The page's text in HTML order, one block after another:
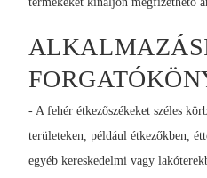
- A fehér étkezőszékeket széles
területeken, például étkezőkben,
egyéb kereskedelmi vagy